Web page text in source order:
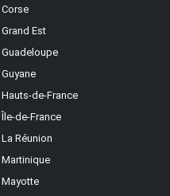
Corse
Grand Est
Guadeloupe
Guyane
Hauts-de-France
Île-de-France
La Réunion
Martinique
Mayotte